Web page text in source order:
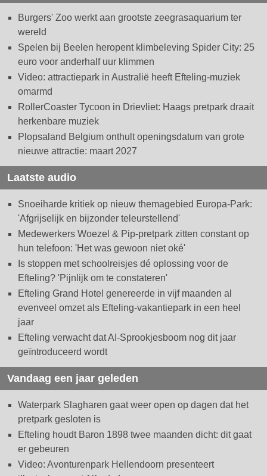
Burgers' Zoo werkt aan grootste zeegrasaquarium ter
wereld
Spelen bij Beelen heropent klimbeleving Spider City: 25
euro voor anderhalf uur klimmen
Video: attractiepark in Australië heeft Efteling-muziek
omarmd
RollerCoaster Tycoon in Drievliet: Haags pretpark draait
herkenbare muziek
Plopsaland Belgium onthult openingsdatum van grote
nieuwe attractie: maart 2027
Laatste audio
Snoeiharde kritiek op nieuw themagebied Europa-Park:
'Afgrijselijk en bijzonder teleurstellend'
Medewerkers Woezel & Pip-pretpark zitten constant op
hun telefoon: 'Het was gewoon niet oké'
Is stoppen met schoolreisjes dé oplossing voor de
Efteling? 'Pijnlijk om te constateren'
Efteling Grand Hotel genereerde in vijf maanden al
evenveel omzet als Efteling-vakantiepark in een heel
jaar
Efteling verwacht dat AI-Sprookjesboom nog dit jaar
geïntroduceerd wordt
Vandaag een jaar geleden
Waterpark Slagharen gaat weer open op dagen dat het
pretpark gesloten is
Efteling houdt Baron 1898 twee maanden dicht: dit gaat
er gebeuren
Video: Avonturenpark Hellendoorn presenteert